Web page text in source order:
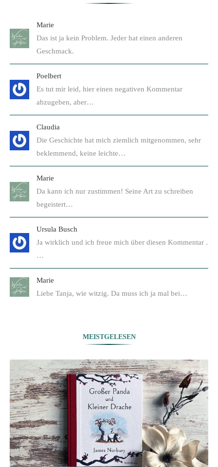
Marie
Das ist ja kein Problem. Jeder hat einen anderen
Geschmack.
Poelbert
Es tut mir leid, hier einen negativen Kommentar
abzugeben, aber…
Claudia
Die Geschichte hat mich ziemlich mitgenommen, sehr
beklemmend, keine leichte…
Marie
Da kann ich nur zustimmen! Seine Art zu schreiben
begeistert…
Ursula Busch
Ja wirklich und ich freue mich über diesen Kommentar .
…
Marie
Liebe Tanja, wie witzig. Da muss ich ja mal bei…
MEISTGELESEN